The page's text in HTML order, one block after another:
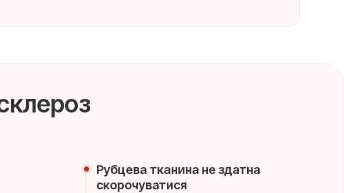
Рубцева тканина не здатна
скорочуватися